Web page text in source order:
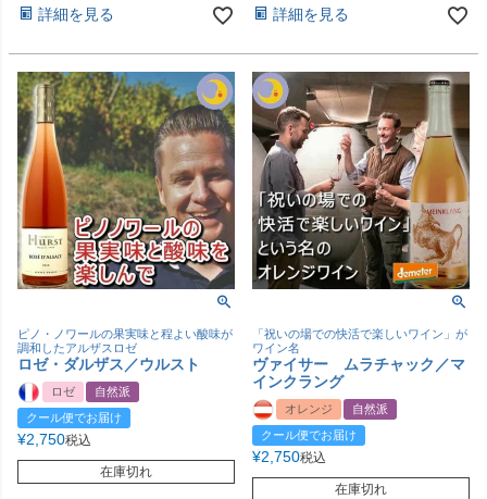
詳細を見る 詳細を見る
ピノ・ノワールの果実味と程よい酸味が
調和したアルザスロゼ
ロゼ・ダルザス／ウルスト
ロゼ
自然派
クール便でお届け
¥2,750税込
在庫切れ
「祝いの場での快活で楽しいワイン」が
ワイン名
ヴァイサー ムラチャック／マ
インクラング
オレンジ
自然派
クール便でお届け
¥2,750税込
在庫切れ